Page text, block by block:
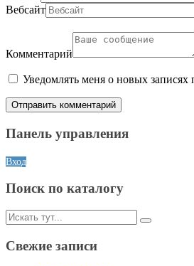
Вебсайт
Комментарий
Уведомлять меня о новых записях
Панель управления
Вход
Поиск по каталогу
Искать:
Свежие записи